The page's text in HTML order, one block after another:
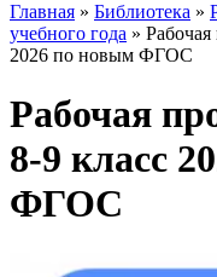
Главная » Библиотека »
учебного года »
2026 по новым ФГОС
Рабочая
8-9 класс
ФГОС